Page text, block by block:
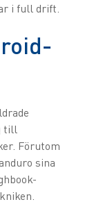
i full drift.
till
Förutom
sina